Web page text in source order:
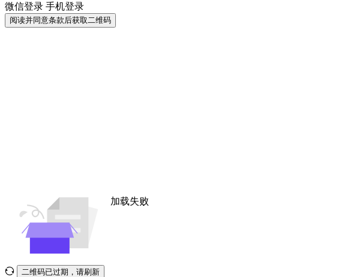
微信登录 手机登录
阅读并同意条款后获取二维码
加载失败
二维码已过期，请刷新